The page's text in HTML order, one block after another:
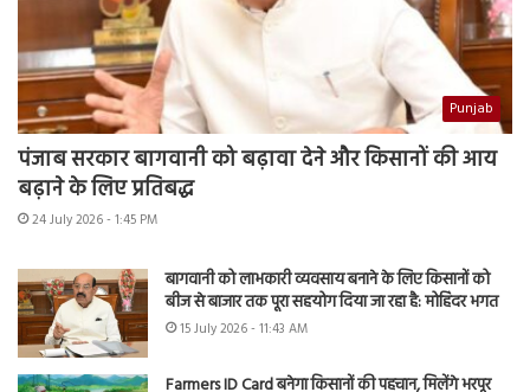
Punjab
पंजाब सरकार बागवानी को बढ़ावा देने और किसानों की आय
बढ़ाने के लिए प्रतिबद्ध
24 July 2026 - 1:45 PM
बागवानी को लाभकारी व्यवसाय बनाने के लिए किसानों को
बीज से बाजार तक पूरा सहयोग दिया जा रहा है: मोहिंदर भगत
15 July 2026 - 11:43 AM
Farmers ID Card बनेगा किसानों की पहचान, मिलेंगे भरपूर